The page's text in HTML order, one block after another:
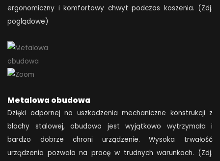
ergonomiczny i komfortowy chwyt podczas koszenia. (Zdj.
poglądowe)
Metalowa obudowa
Dzięki odpornej na uszkodzenia mechaniczne konstrukcji z
blachy stalowej, obudowa jest wyjątkowo wytrzymała i
bardzo dobrze chroni urządzenie. Wysoka trwałość
urządzenia pozwala na pracę w trudnych warunkach. (Zdj.